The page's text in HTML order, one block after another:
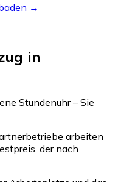
→
in
Stundenuhr – Sie
arbeiten
der nach